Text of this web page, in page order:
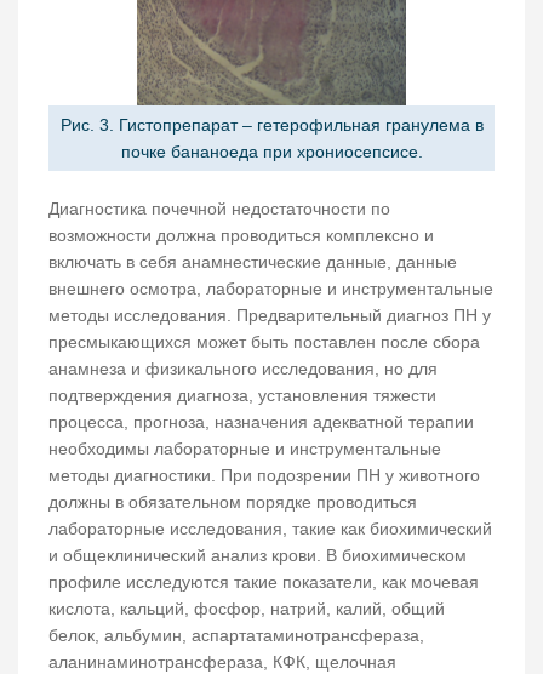
Рис. 3. Гистопрепарат – гетерофильная гранулема в
почке бананоеда при хрониосепсисе.
Диагностика почечной недостаточности по
возможности должна проводиться комплексно и
включать в себя анамнестические данные, данные
внешнего осмотра, лабораторные и инструментальные
методы исследования. Предварительный диагноз ПН у
пресмыкающихся может быть поставлен после сбора
анамнеза и физикального исследования, но для
подтверждения диагноза, установления тяжести
процесса, прогноза, назначения адекватной терапии
необходимы лабораторные и инструментальные
методы диагностики. При подозрении ПН у животного
должны в обязательном порядке проводиться
лабораторные исследования, такие как биохимический
и общеклинический анализ крови. В биохимическом
профиле исследуются такие показатели, как мочевая
кислота, кальций, фосфор, натрий, калий, общий
белок, альбумин, аспартатаминотрансфераза,
аланинаминотрансфераза, КФК, щелочная